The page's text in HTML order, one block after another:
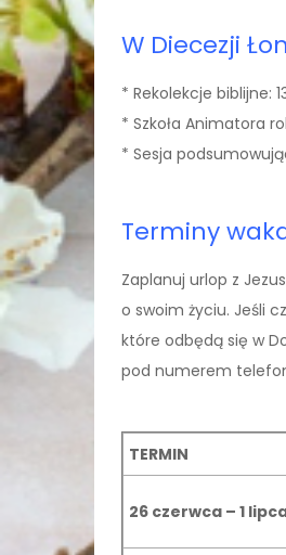
W Diecezji
* Rekolekcje biblijne:
* Szkoła Animatora
* Sesja
Terminy
Zaplanuj urlop z
o swoim życiu. Jeśli
które odbędą się w
pod numerem
TERMIN
26 czerwca – 1